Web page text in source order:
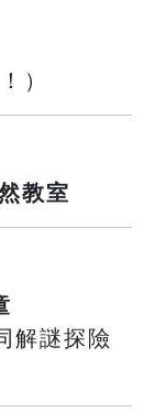
）
教室
解謎探險